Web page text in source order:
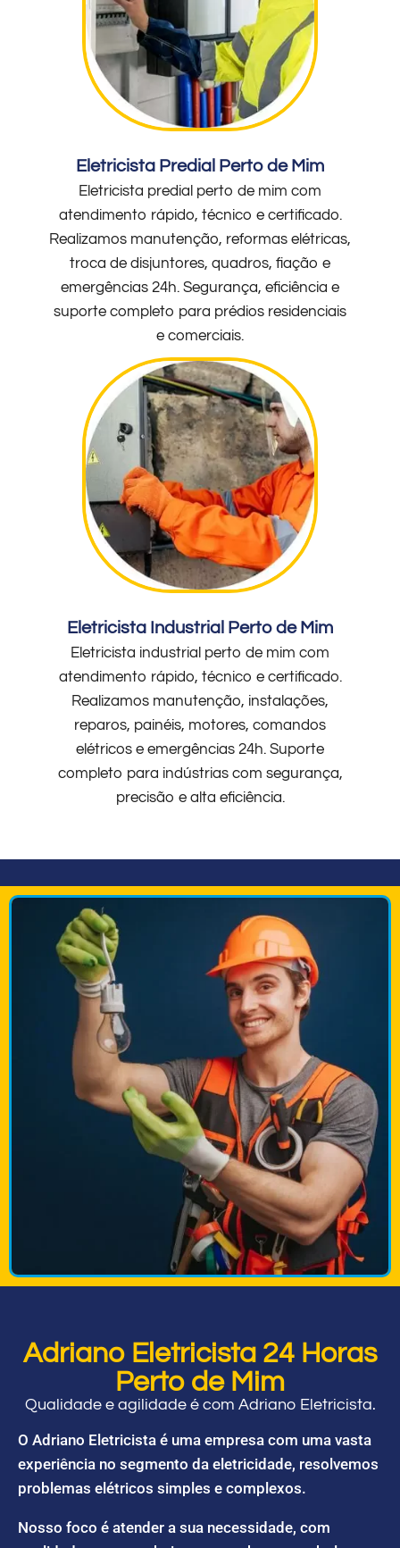
Eletricista Predial Perto de Mim
Eletricista predial perto de mim com
atendimento rápido, técnico e certificado.
Realizamos manutenção, reformas elétricas,
troca de disjuntores, quadros, fiação e
emergências 24h. Segurança, eficiência e
suporte completo para prédios residenciais
e comerciais.
Eletricista Industrial Perto de Mim
Eletricista industrial perto de mim com
atendimento rápido, técnico e certificado.
Realizamos manutenção, instalações,
reparos, painéis, motores, comandos
elétricos e emergências 24h. Suporte
completo para indústrias com segurança,
precisão e alta eficiência.
Adriano Eletricista 24 Horas
Perto de Mim
Qualidade e agilidade é com Adriano Eletricista.
O Adriano Eletricista é uma empresa com uma vasta
experiência no segmento da eletricidade, resolvemos
problemas elétricos simples e complexos.
Nosso foco é atender a sua necessidade, com